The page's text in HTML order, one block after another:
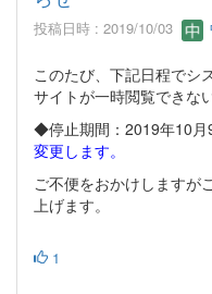
投稿日時 : 2019/10/03
このたび、下記日程でシ
サイトが一時閲覧できな
◆停止期間：2019年10月
変更します。
ご不便をおかけしますが
上げます。
1